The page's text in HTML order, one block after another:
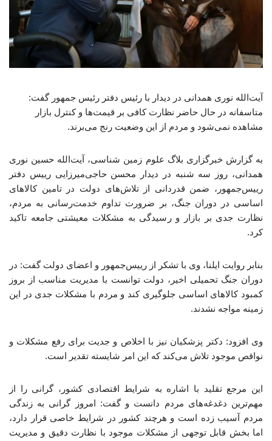
آیت‌الله نوری همدانی در دیدار با رئیس دفتر رئیس جمهور گفت:
متاسفانه در حال حاضر نظارت کافی بر قیمت‌ها و کنترل بازار
مشاهده نمی‌شود و مردم از این وضعیت رنج می‌برند.
به گزارش خبرگزاری بلاگ علوم زمین شناسی، آیت‌الله حسین نوری
همدانی، روز سه شنبه در دیدار محسن حاجی‌میرزایی رییس دفتر
رییس‌جمهور، ضمن قدردانی از تلاش‌های دولت در تامین کالاهای
اساسی در دوران جنگ، بر ضرورت تداوم خدمت‌رسانی به مردم،
نظارت جدی بر بازار و رسیدگی به مشکلات معیشتی جامعه تاکید
کرد.
بنابر روایت ایلنا، وی با تشکر از رییس‌جمهور و اعضای دولت گفت: در
دوران جنگ تحمیلی اخیر، دولت توانست با مدیریت مناسب از بروز
کمبود کالاهای اساسی جلوگیری کند و مردم با مشکلات جدی در این
زمینه مواجه نشدند.
وی افزود: دکتر پزشکیان نیز با اخلاص و جدیت برای رفع مشکلات و
نواقص موجود تلاش می‌کند که این امر شایسته تقدیر است.
این مرجع تقلید با اشاره به شرایط اقتصادی کشور، گرانی را از
مهم‌ترین دغدغه‌های مردم دانست و گفت: امروز گرانی به زندگی
مردم آسیب زده است و هرچند کشور در شرایط خاصی قرار دارد،
اما بخش قابل توجهی از مشکلات موجود با نظارت دقیق و مدیریت